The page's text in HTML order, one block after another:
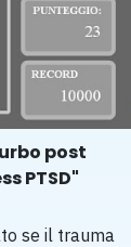
post
PTSD"
se il trauma